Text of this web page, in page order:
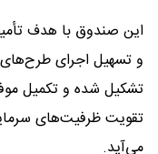
این صندوق با هدف
و تسهیل اجرای
تشکیل شده و تکمیل
تقویت ظرفیت‌های
می‌آید.